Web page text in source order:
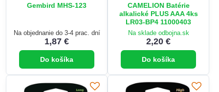
Gembird MHS-123
Na objednanie do 3-4 prac. dní
1,87 €
Do košíka
CAMELION Batérie
alkalické PLUS AAA 4ks
LR03-BP4 11000403
Na sklade odbojna.sk
2,20 €
Do košíka